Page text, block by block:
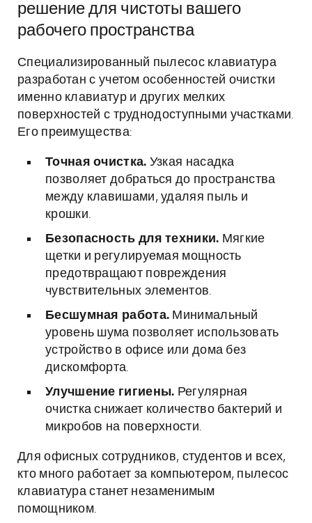
решение для чистоты вашего
рабочего пространства
Специализированный пылесос клавиатура
разработан с учетом особенностей очистки
именно клавиатур и других мелких
поверхностей с труднодоступными участками.
Его преимущества:
Точная очистка. Узкая насадка
позволяет добраться до пространства
между клавишами, удаляя пыль и
крошки.
Безопасность для техники. Мягкие
щетки и регулируемая мощность
предотвращают повреждения
чувствительных элементов.
Бесшумная работа. Минимальный
уровень шума позволяет использовать
устройство в офисе или дома без
дискомфорта.
Улучшение гигиены. Регулярная
очистка снижает количество бактерий и
микробов на поверхности.
Для офисных сотрудников, студентов и всех,
кто много работает за компьютером, пылесос
клавиатура станет незаменимым
помощником.